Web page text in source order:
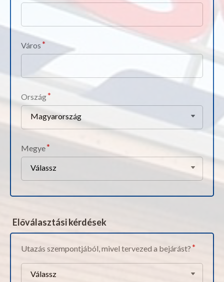
Város
Ország
Magyarország
Megye
Válassz
Előválasztási kérdések
Utazás szempontjából, mivel tervezed a bejárást?
Válassz